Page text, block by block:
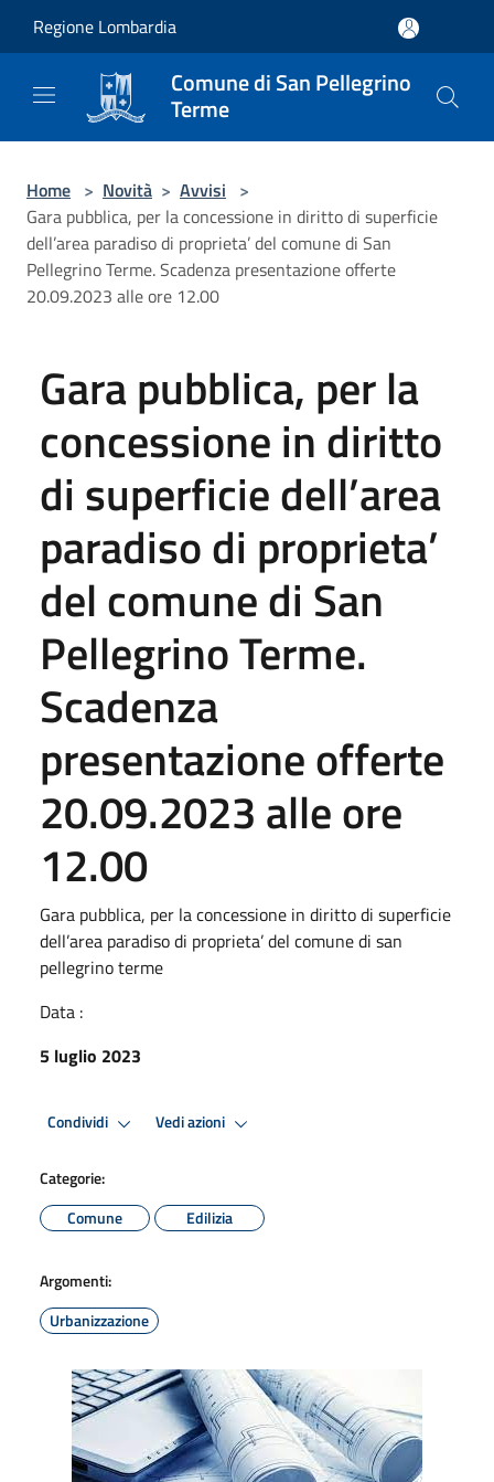
Regione Lombardia
Comune di San Pellegrino
Terme
Home > Novità > Avvisi >
Gara pubblica, per la concessione in diritto di superficie
dell’area paradiso di proprieta’ del comune di San
Pellegrino Terme. Scadenza presentazione offerte
20.09.2023 alle ore 12.00
Gara pubblica, per la
concessione in diritto
di superficie dell’area
paradiso di proprieta’
del comune di San
Pellegrino Terme.
Scadenza
presentazione offerte
20.09.2023 alle ore
12.00
Gara pubblica, per la concessione in diritto di superficie
dell’area paradiso di proprieta’ del comune di san
pellegrino terme
Data :
5 luglio 2023
Condividi Vedi azioni
Categorie:
Comune
Edilizia
Argomenti:
Urbanizzazione